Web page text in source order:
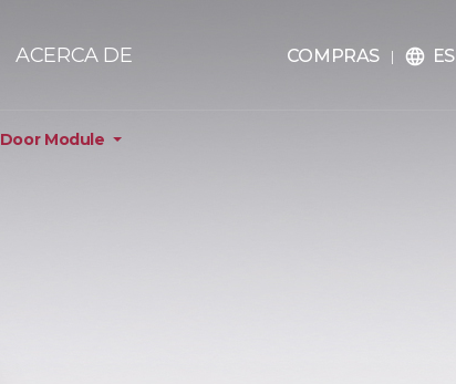
ACERCA DE COMPRAS language ES
Door Module